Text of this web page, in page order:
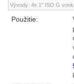
Vývody: 4x 1" ISO G
Použitie: